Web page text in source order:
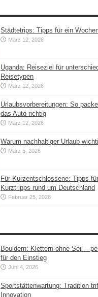
Städtetrips: Tipps für ein
März 12, 2026
Uganda: Reiseziel für
Reisetypen
März 12, 2026
Urlaubsvorbereitungen: So
das Auto richtig
März 12, 2026
Warum nachhaltiger Urlaub
März 5, 2026
Für Kurzentschlossene: Tipps für
Kurztripps rund um Deutschland
Februar 25, 2026
Bouldern: Klettern ohne Seil –
für den Einstieg
Juni 4, 2026
Sportstättenwartung: Tradition
Innovation